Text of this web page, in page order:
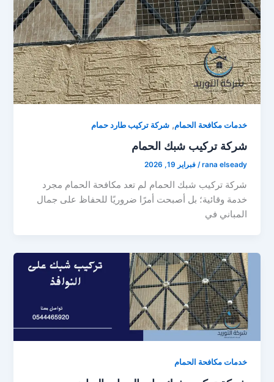
خدمات مكافحة الحمام,شركة تركيب طارد حمام
شركة تركيب شبك الحمام
rana elseady
/فبراير 19, 2026
شركة تركيب شبك الحمام لم تعد مكافحة الحمام مجرد
خدمة وقائية؛ بل أصبحت أمرًا ضروريًا للحفاظ على جمال
المباني في
خدمات مكافحة الحمام